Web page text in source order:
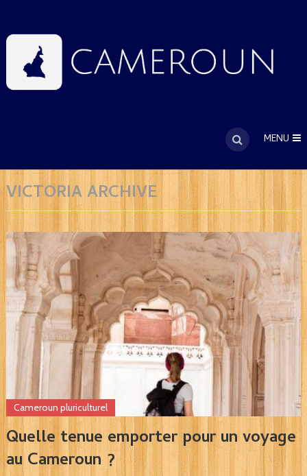
MENU
VICTORIA ARCHIVE
Quelle tenue emporter pour un voyage
au Cameroun ?
Cameroun pluriculturel